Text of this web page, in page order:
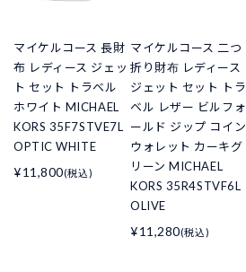
マイケルコース 長財
布 レディース ジェッ
ト セット トラベル
ホワイト MICHAEL
KORS 35F7STVE7L
OPTIC WHITE
¥11,800(税込)
マイケルコース 二つ
折り財布 レディース
ジェット セット トラ
ベル レザー ビルフォ
ールド ジップ コイン
ウォレット カーキグ
リーン MICHAEL
KORS 35R4STVF6L
OLIVE
¥11,280(税込)